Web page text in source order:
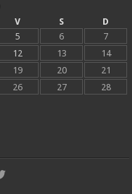
V S
D
5 6
7
12 13
14
19 20
21
26 27
28